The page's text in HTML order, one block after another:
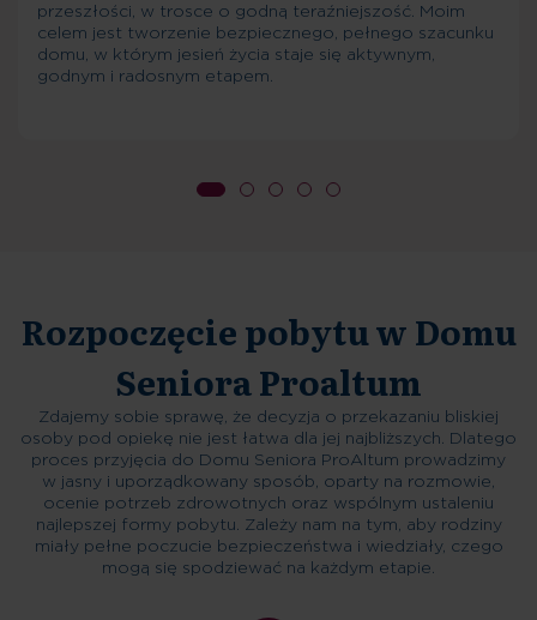
przeszłości, w trosce o godną teraźniejszość. Moim
celem jest tworzenie bezpiecznego, pełnego szacunku
domu, w którym jesień życia staje się aktywnym,
godnym i radosnym etapem.
Rozpoczęcie pobytu w Domu
Seniora Proaltum
Zdajemy sobie sprawę, że decyzja o przekazaniu bliskiej
osoby pod opiekę nie jest łatwa dla jej najbliższych. Dlatego
proces przyjęcia do Domu Seniora ProAltum prowadzimy
w jasny i uporządkowany sposób, oparty na rozmowie,
ocenie potrzeb zdrowotnych oraz wspólnym ustaleniu
najlepszej formy pobytu. Zależy nam na tym, aby rodziny
miały pełne poczucie bezpieczeństwa i wiedziały, czego
mogą się spodziewać na każdym etapie.